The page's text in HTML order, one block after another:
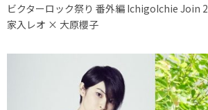
ビクターロック祭り 番外編 IchigoIchie Join 2
家入レオ × 大原櫻子